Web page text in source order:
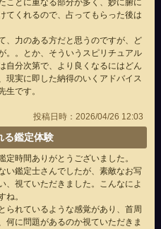
ことに重なる部分が多く、妙に腑に
てくれるので、占ってもらった後は
、力のある方だと思うのですが、ど
。。とか、そういうスピリチュアル
自分次第で、より良くなるにはどん
現実に即した納得のいくアドバイス
生です。
投稿日時：2026/04/26 12:03
る鑑定体験
時間ありがとうございました。
い鑑定士さんでしたが、素敵なお写
、視ていただきました。こんなによ
ね。
られているような感覚があり、首周
何に問題があるのか視ていただきま